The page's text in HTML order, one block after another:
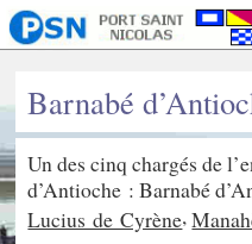
Barnabé
Un des cinq chargés de
d’Antioche : Barnabé
Lucius de Cyrène,